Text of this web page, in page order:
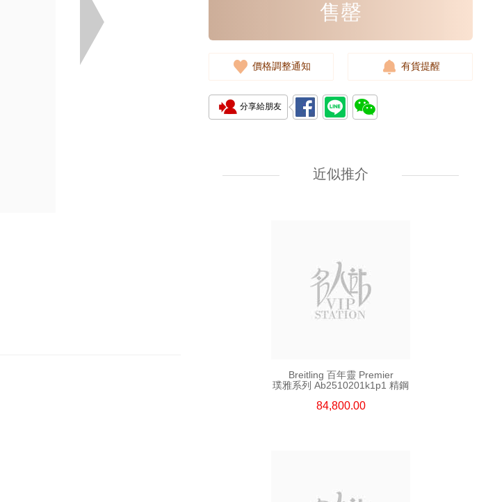
售罄
價格調整通知 有貨提醒
分享給朋友
近似推介
精鋼
30,480.00
Breitling 百年靈 Premier
璞雅系列 Ab2510201k1p1 精鋼
84,800.00